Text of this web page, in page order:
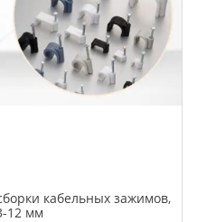
кабельных зажимов,
12 мм